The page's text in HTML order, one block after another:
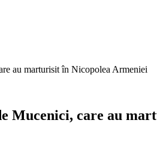
au marturisit în Nicopolea Armeniei
Mucenici, care au